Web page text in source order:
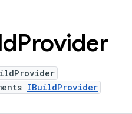
Provider
IBuildProvider